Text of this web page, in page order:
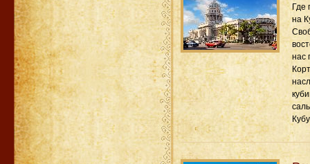
Где
на
нас